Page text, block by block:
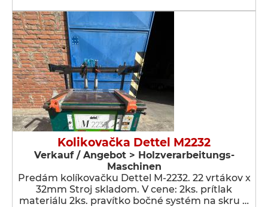
Kolikovačka Dettel M2232
Verkauf / Angebot > Holzverarbeitungs-
Maschinen
Predám kolíkovačku Dettel M-2232. 22 vrtákov x
32mm Stroj skladom. V cene: 2ks. prítlak
materiálu 2ks. pravítko bočné systém na skru …